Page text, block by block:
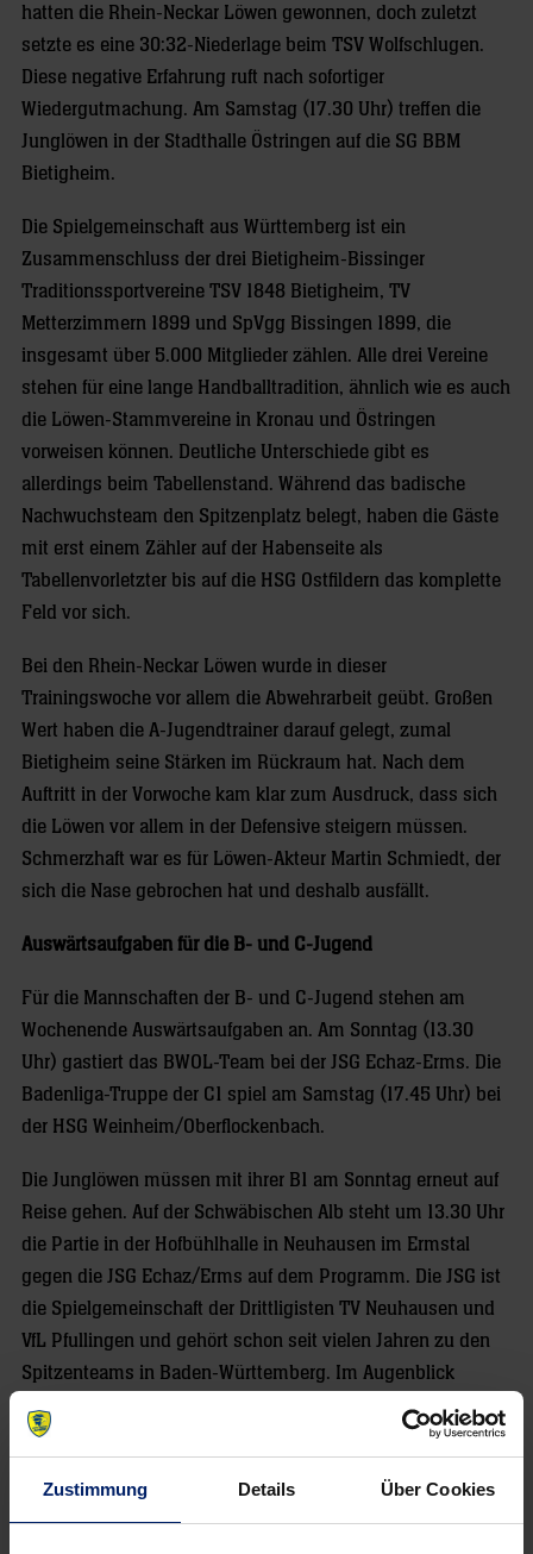
Zustimmung Details Über Cookies
hatten die Rhein-Neckar Löwen gewonnen, doch zuletzt
setzte es eine 30:32-Niederlage beim TSV Wolfschlugen.
Diese negative Erfahrung ruft nach sofortiger
Wiedergutmachung. Am Samstag (17.30 Uhr) treffen die
Junglöwen in der Stadthalle Östringen auf die SG BBM
Bietigheim.
Die Spielgemeinschaft aus Württemberg ist ein
Zusammenschluss der drei Bietigheim-Bissinger
Traditionssportvereine TSV 1848 Bietigheim, TV
Metterzimmern 1899 und SpVgg Bissingen 1899, die
insgesamt über 5.000 Mitglieder zählen. Alle drei Vereine
stehen für eine lange Handballtradition, ähnlich wie es auch
die Löwen-Stammvereine in Kronau und Östringen
vorweisen können. Deutliche Unterschiede gibt es
allerdings beim Tabellenstand. Während das badische
Nachwuchsteam den Spitzenplatz belegt, haben die Gäste
mit erst einem Zähler auf der Habenseite als
Tabellenvorletzter bis auf die HSG Ostfildern das komplette
Feld vor sich.
Bei den Rhein-Neckar Löwen wurde in dieser
Trainingswoche vor allem die Abwehrarbeit geübt. Großen
Wert haben die A-Jugendtrainer darauf gelegt, zumal
Bietigheim seine Stärken im Rückraum hat. Nach dem
Auftritt in der Vorwoche kam klar zum Ausdruck, dass sich
die Löwen vor allem in der Defensive steigern müssen.
Schmerzhaft war es für Löwen-Akteur Martin Schmiedt, der
sich die Nase gebrochen hat und deshalb ausfällt.
Auswärtsaufgaben für die B- und C-Jugend
Für die Mannschaften der B- und C-Jugend stehen am
Wochenende Auswärtsaufgaben an. Am Sonntag (13.30
Uhr) gastiert das BWOL-Team bei der JSG Echaz-Erms. Die
Badenliga-Truppe der C1 spiel am Samstag (17.45 Uhr) bei
der HSG Weinheim/Oberflockenbach.
Die Junglöwen müssen mit ihrer B1 am Sonntag erneut auf
Reise gehen. Auf der Schwäbischen Alb steht um 13.30 Uhr
die Partie in der Hofbühlhalle in Neuhausen im Ermstal
gegen die JSG Echaz/Erms auf dem Programm. Die JSG ist
die Spielgemeinschaft der Drittligisten TV Neuhausen und
VfL Pfullingen und gehört schon seit vielen Jahren zu den
Spitzenteams in Baden-Württemberg. Im Augenblick
rangieren die Ermstäler in der Baden-Württemberg-Oberliga
in der unteren Tabellenhälfte mit 2:6-Punkten.
Nun taucht mit den Rhein-Neckar Löwen der nächste dicke
Brocken auf. Die Badener, die als deutscher Vizemeister mit